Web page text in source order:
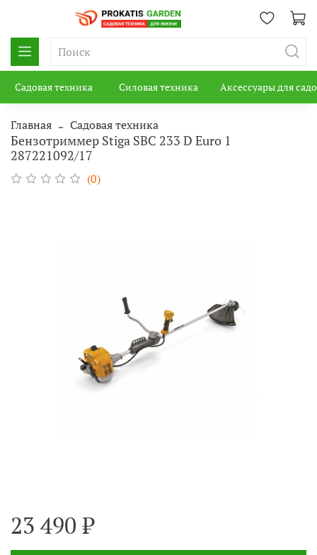
Садовая техника Силовая техника Аксессуары для
Главная Садовая техника
Бензотриммер Stiga SBC 233 D Euro 1
287221092/17
(0)
23 490 ₽